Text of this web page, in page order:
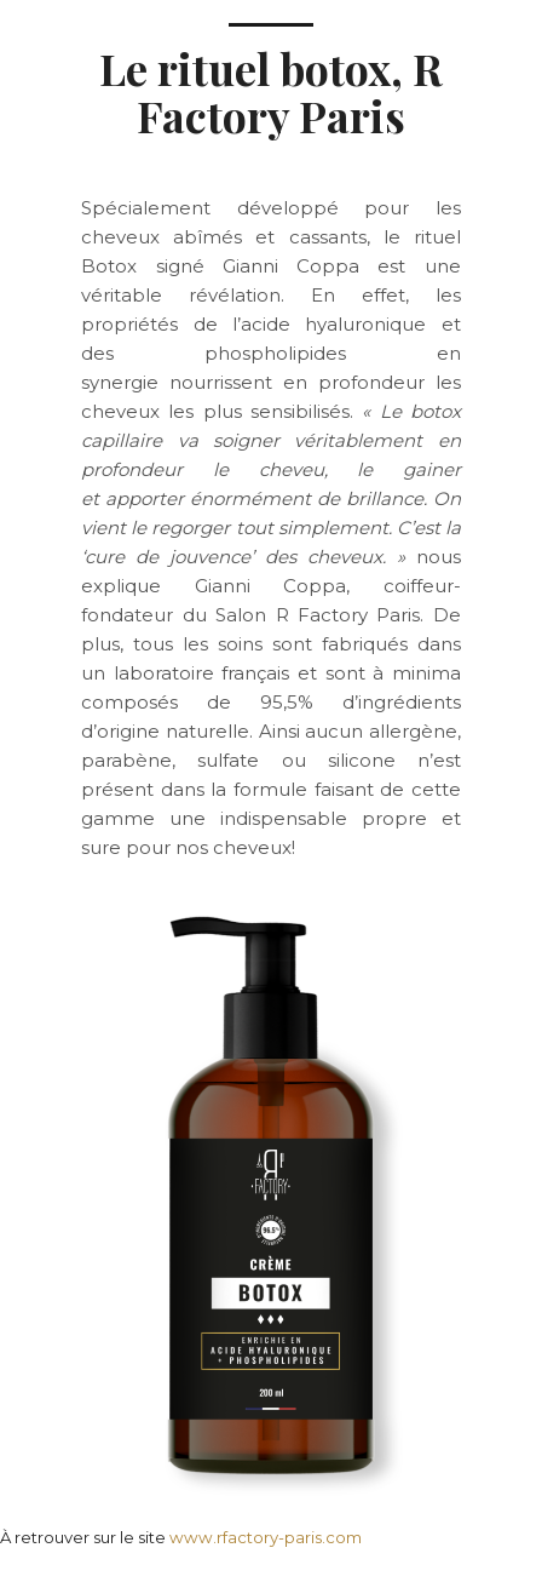
Le rituel botox, R
Factory Paris
Spécialement développé pour les
cheveux abîmés et cassants, le rituel
Botox signé Gianni Coppa est une
véritable révélation. En effet, les
propriétés de l’acide hyaluronique et
des phospholipides en
synergie nourrissent en profondeur les
cheveux les plus sensibilisés. « Le botox
capillaire va soigner véritablement en
profondeur le cheveu, le gainer
et apporter énormément de brillance. On
vient le regorger tout simplement. C’est la
‘cure de jouvence’ des cheveux. » nous
explique Gianni Coppa, coiffeur-
fondateur du Salon R Factory Paris. De
plus, tous les soins sont fabriqués dans
un laboratoire français et sont à minima
composés de 95,5% d’ingrédients
d’origine naturelle. Ainsi aucun allergène,
parabène, sulfate ou silicone n’est
présent dans la formule faisant de cette
gamme une indispensable propre et
sure pour nos cheveux!
À retrouver sur le site www.rfactory-paris.com